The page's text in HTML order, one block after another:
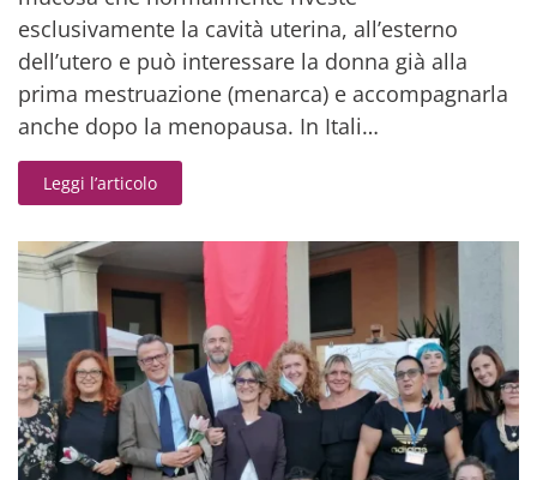
esclusivamente la cavità uterina, all’esterno
dell’utero e può interessare la donna già alla
prima mestruazione (menarca) e accompagnarla
anche dopo la menopausa. In Itali…
Leggi l’articolo